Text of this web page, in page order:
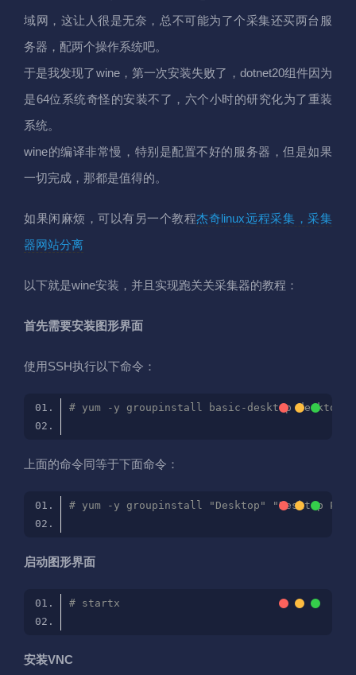
域网，这让人很是无奈，总不可能为了个采集还买两台服
务器，配两个操作系统吧。
于是我发现了wine，第一次安装失败了，dotnet20组件因为
是64位系统奇怪的安装不了，六个小时的研究化为了重装
系统。
wine的编译非常慢，特别是配置不好的服务器，但是如果
一切完成，那都是值得的。
如果闲麻烦，可以有另一个教程杰奇linux远程采集，采集
器网站分离
以下就是wine安装，并且实现跑关关采集器的教程：
首先需要安装图形界面
使用SSH执行以下命令：
# yum -y groupinstall basic-desktop desktop-
上面的命令同等于下面命令：
# yum -y groupinstall "Desktop" "Desktop
启动图形界面
# startx
安装VNC